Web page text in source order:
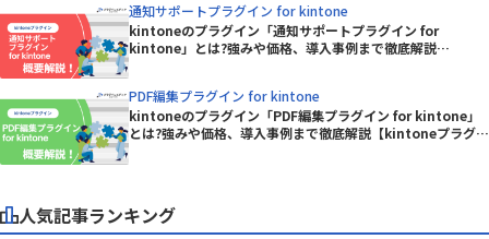
通知サポートプラグイン for kintone
kintoneのプラグイン「通知サポートプラグイン for
kintone」とは?強みや価格、導入事例まで徹底解説
PDF編集プラグイン for kintone
kintoneのプラグイン「PDF編集プラグイン for kintone」
とは?強みや価格、導入事例まで徹底解説【kintoneプラグイ
人気記事ランキング